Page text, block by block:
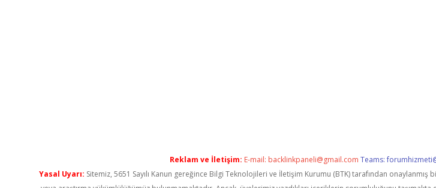
Reklam ve İletişim: E-mail: backlinkpaneli@gmail.com Teams:
Yasal Uyarı: Sitemiz, 5651 Sayılı Kanun gereğince Bilgi Teknolojileri ve İletişim Kurumu (BTK) tarafından